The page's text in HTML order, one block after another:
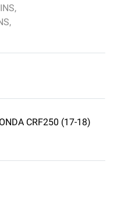
,
,
CRF250 (17-18)